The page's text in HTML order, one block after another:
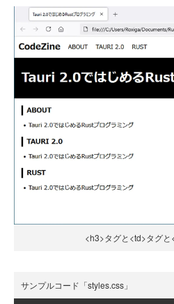
<h3>タグと<td>タグ
サンプルコード「styles.css」